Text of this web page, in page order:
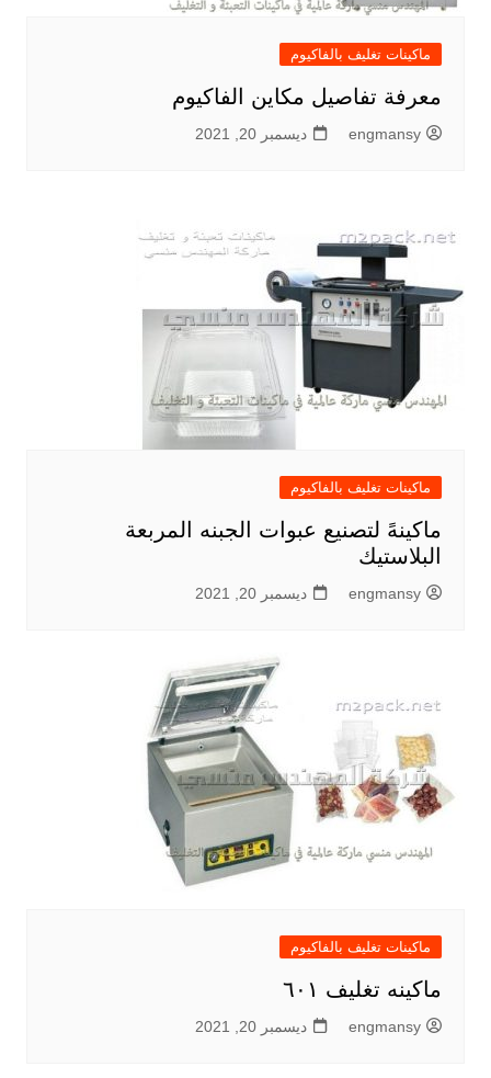
ماكينات تغليف بالفاكيوم
معرفة تفاصيل مكاين الفاكيوم
engmansy ديسمبر 20, 2021
ماكينات تغليف بالفاكيوم
ماكينهً لتصنيع عبوات الجبنه المربعة
البلاستيك
engmansy ديسمبر 20, 2021
ماكينات تغليف بالفاكيوم
ماكينه تغليف ٦٠١
engmansy ديسمبر 20, 2021